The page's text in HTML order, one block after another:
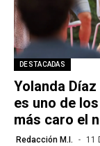
DESTACADAS
Yolanda
es uno de
más caro el
Redacción M.I. 11